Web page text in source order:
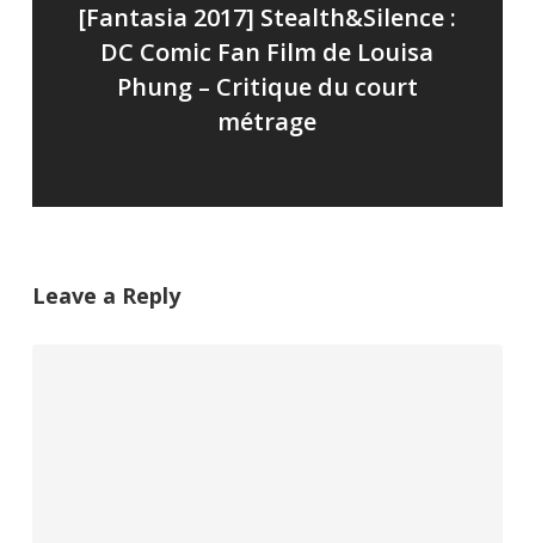
[Fantasia 2017] Stealth&Silence :
DC Comic Fan Film de Louisa
Phung – Critique du court
métrage
Leave a Reply